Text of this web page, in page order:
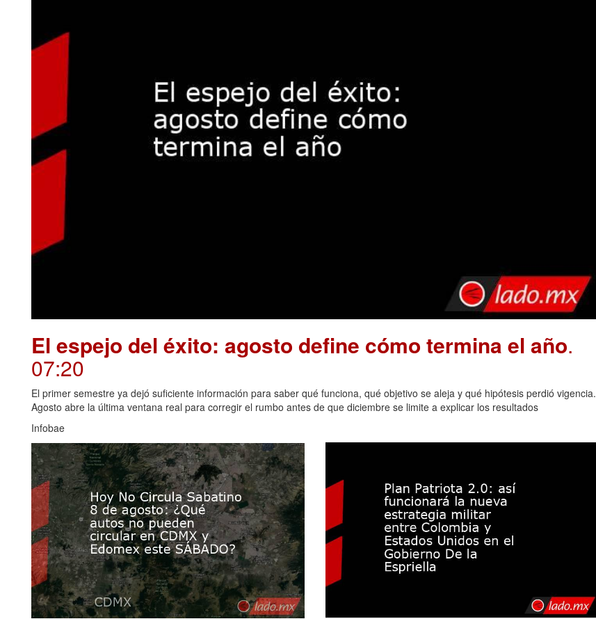
El espejo del éxito: agosto define cómo termina el año.
07:20
El primer semestre ya dejó suficiente información para saber qué funciona, qué objetivo se aleja y qué hipótesis perdió vigencia.
Agosto abre la última ventana real para corregir el rumbo antes de que diciembre se limite a explicar los resultados
Infobae